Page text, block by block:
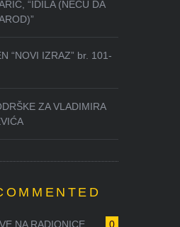
“IDILA (NEĆU DA
“NOVI IZRAZ” br. 101-
ZA VLADIMIRA
0
NA RADIONICE ...